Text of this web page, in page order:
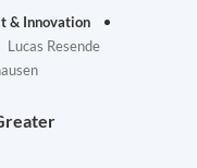
& Innovation
Lucas Resende